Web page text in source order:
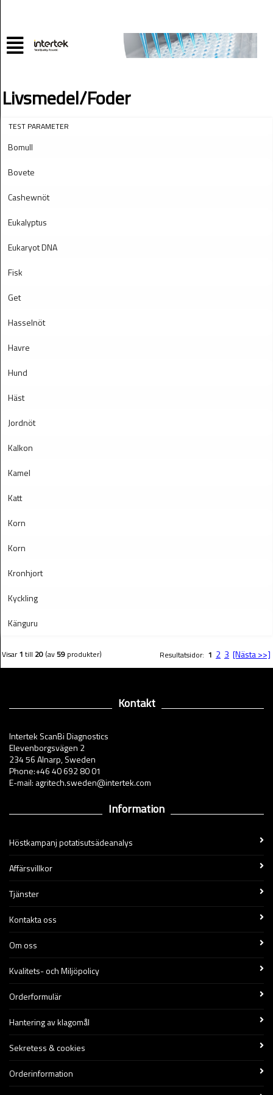
Livsmedel/Foder
TEST PARAMETER
Bomull
Bovete
Cashewnöt
Eukalyptus
Eukaryot DNA
Fisk
Get
Hasselnöt
Havre
Hund
Häst
Jordnöt
Kalkon
Kamel
Katt
Korn
Korn
Kronhjort
Kyckling
Känguru
Visar1 till 20 (av59 produkter) Resultatsidor: 1 2 3 [Nästa >>]
Kontakt
Intertek ScanBi Diagnostics
Elevenborgsvägen 2
234 56 Alnarp, Sweden
Phone:+46 40 692 80 01
E-mail: agritech.sweden@intertek.com
Information
Höstkampanj potatisutsädeanalys
Affärsvillkor
Tjänster
Kontakta oss
Om oss
Kvalitets- och Miljöpolicy
Orderformulär
Hantering av klagomål
Sekretess & cookies
Orderinformation